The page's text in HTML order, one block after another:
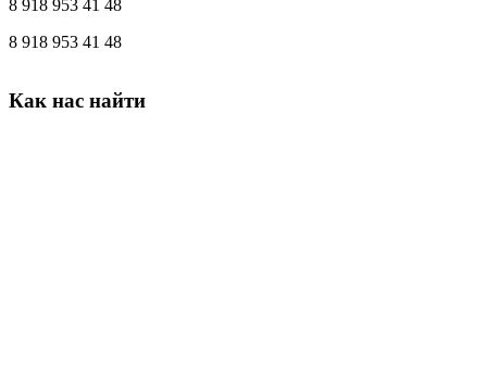
8 918 953 41 48
8 918 953 41 48
Как нас найти